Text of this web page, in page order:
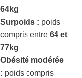
64kg
Surpoids : poids
compris entre 64 et
77kg
Obésité modérée
: poids compris